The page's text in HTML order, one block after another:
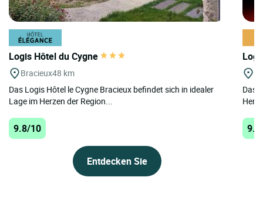
Logis Hôtel du Cygne
Bracieux48 km
Das Logis Hôtel le Cygne Bracieux befindet sich in idealer
Lage im Herzen der Region...
9.8/10
Entdecken Sie
Das